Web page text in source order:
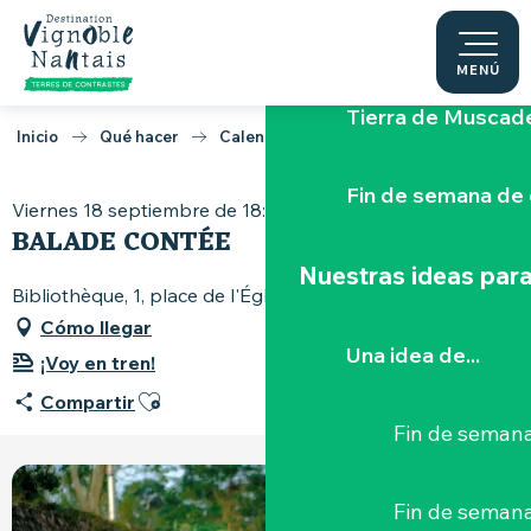
Aller
contenu
principal
MENÚ
Rutas del
Muscadet
Tierra de
Fin de semana
Nuestras ideas
Una idea de...
Fin de
Fin de
Inicio Qué hacer Calendario
Viernes 18 septiembre de 18:30 a 20:30
BALADE CONTÉE
Bibliothèque, 1, place de l'Église, 44430 La Remaudière
Cómo llegar
¡Voy en tren!
Compartir Ajouter aux favoris